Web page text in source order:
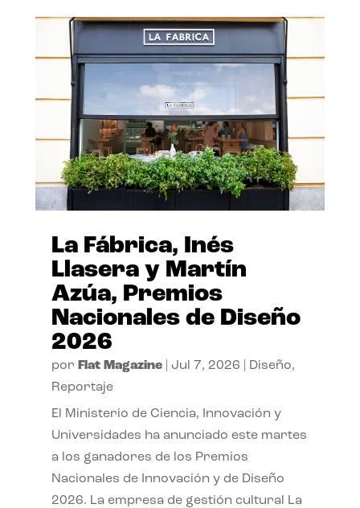
La Fábrica, Inés
Llasera y Martín
Azúa, Premios
Nacionales de Diseño
2026
por Flat Magazine| Jul 7, 2026 Diseño,
Reportaje
El Ministerio de Ciencia, Innovación y
Universidades ha anunciado este martes
a los ganadores de los Premios
Nacionales de Innovación y de Diseño
2026. La empresa de gestión cultural La